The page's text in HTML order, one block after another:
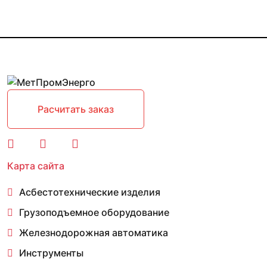
Расчитать заказ
Карта сайта
Асбестотехнические изделия
Грузоподъемное оборудование
Железнодорожная автоматика
Инструменты